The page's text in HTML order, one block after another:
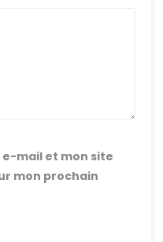
mail et mon site
mon prochain